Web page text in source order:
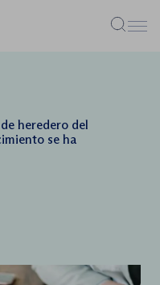
Menú
heredero del
se ha